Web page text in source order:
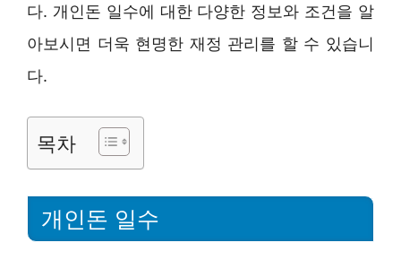
다. 개인돈 일수에 대한 다양한 정보와 조건을 알
아보시면 더욱 현명한 재정 관리를 할 수 있습니
다.
목차
개인돈 일수